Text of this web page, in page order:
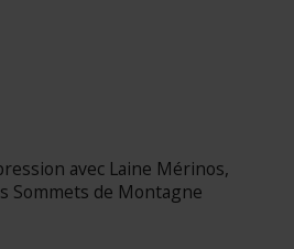
avec Laine Mérinos,
Sommets de Montagne